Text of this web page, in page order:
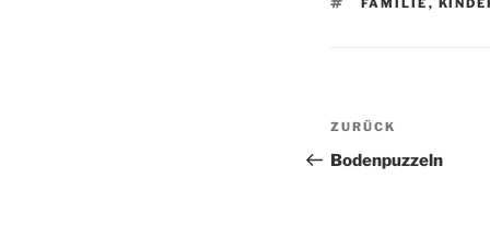
FAMILIE ,
Vorheriger
Beitrag
ZURÜCK
Bodenpuzzeln